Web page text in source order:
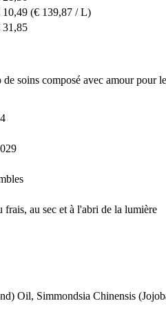
10,49 (€ 139,87 / L)
31,85
soins composé avec amour pour
frais, au sec et à l'abri de la lumière
Oil, Simmondsia Chinensis